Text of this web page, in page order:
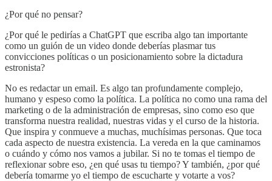
¿Por qué no pensar?
¿Por qué le pedirías a ChatGPT que escriba algo tan importante
como un guión de un video donde deberías plasmar tus
convicciones políticas o un posicionamiento sobre la dictadura
estronista?
No es redactar un email. Es algo tan profundamente complejo,
humano y espeso como la política. La política no como una rama del
marketing o de la administración de empresas, sino como eso que
transforma nuestra realidad, nuestras vidas y el curso de la historia.
Que inspira y conmueve a muchas, muchísimas personas. Que toca
cada aspecto de nuestra existencia. La vereda en la que caminamos
o cuándo y cómo nos vamos a jubilar. Si no te tomas el tiempo de
reflexionar sobre eso, ¿en qué usas tu tiempo? Y también, ¿por qué
debería tomarme yo el tiempo de escucharte y votarte a vos?